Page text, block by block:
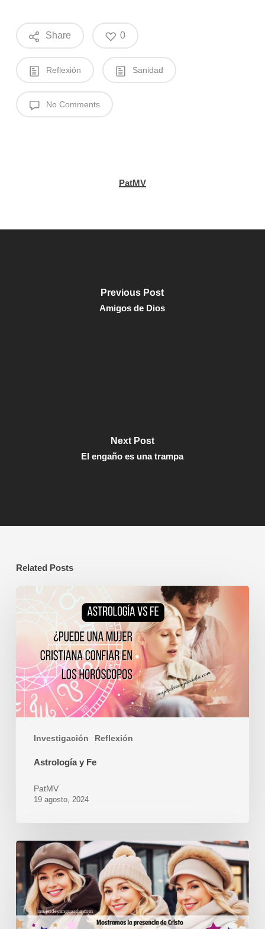
Share 0
Reflexión Sanidad
No Comments
PatMV
Previous Post
Amigos de Dios
Next Post
El engaño es una trampa
Related Posts
Investigación Reflexión
Astrología
Astrología y Fe
PatMV
19 agosto, 2024
Mujer:
somos
las
manos
de